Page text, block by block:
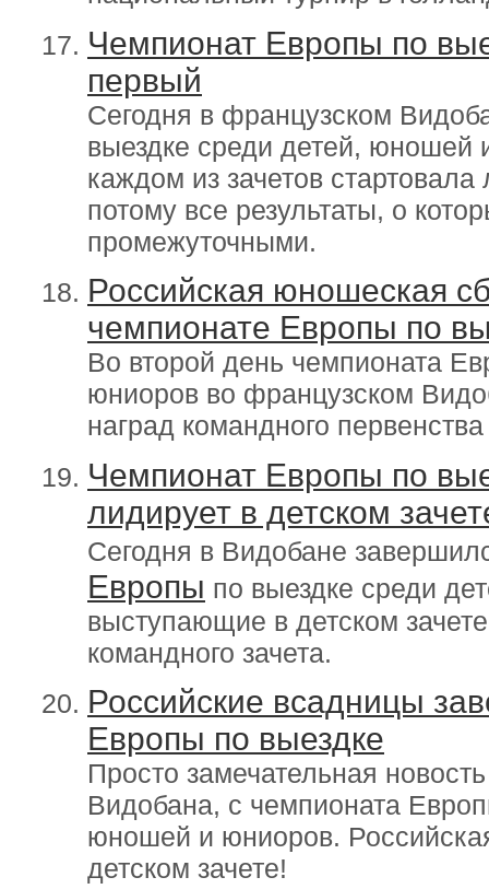
Чемпионат Европы по
первый
Сегодня в французском
выездке среди детей,
каждом из зачетов
потому все результаты, о
промежуточными.
Российская юношеская
чемпионате Европы по
Во второй день чемпионата
юниоров во французском
наград командного
Чемпионат Европы по
лидирует в детском
Сегодня в Видобане
Европы по выездке среди
выступающие в детском
командного зачета.
Российские всадницы
Европы по выездке
Просто замечательная
Видобана, с чемпионата
юношей и юниоров.
детском зачете!